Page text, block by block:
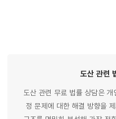
도산 관련
도산 관련 무료 법률 상담은
정 문제에 대한 해결 방향을